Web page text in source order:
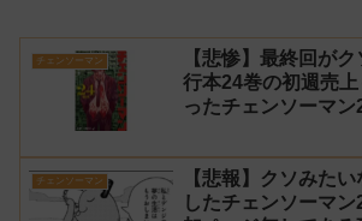
チェンソーマン
【悲惨】最終回が
行本24巻の初週売
ったチェンソーマン
チェンソーマン
【悲報】クソみた
したチェンソーマ